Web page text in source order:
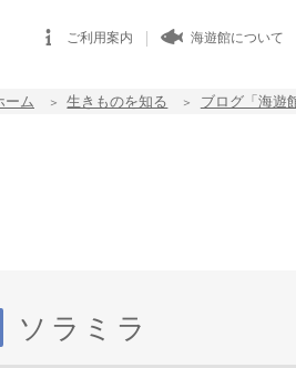
ご利用案内 海遊館について
ーム 生きものを知る ブログ「海遊
ソラミラ